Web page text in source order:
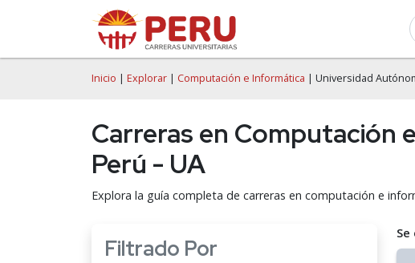
Inicio | Explorar | Computación e Informática | Universidad
Carreras en Computación
Perú - UA
Explora la guía completa de carreras en computación e
Filtrado Por